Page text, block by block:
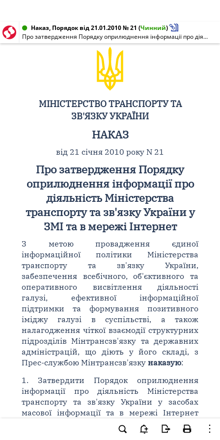
Наказ, Порядок від 21.01.2010 № 21 (Чинний)
Про затвердження Порядку оприлюднення інформації про діяльність Міністерства транспорту та зв'язку України у ЗМІ та в мережі Інтернет
МІНІСТЕРСТВО ТРАНСПОРТУ ТА
ЗВ'ЯЗКУ УКРАЇНИ
НАКАЗ
від 21 січня 2010 року N 21
Про затвердження Порядку
оприлюднення інформації про
діяльність Міністерства
транспорту та зв'язку України у
ЗМІ та в мережі Інтернет
З метою провадження єдиної
інформаційної політики Міністерства
транспорту та зв'язку України,
забезпечення всебічного, об'єктивного та
оперативного висвітлення діяльності
галузі, ефективної інформаційної
підтримки та формування позитивного
іміджу галузі в суспільстві, а також
налагодження чіткої взаємодії структурних
підрозділів Мінтрансзв'язку та державних
адміністрацій, що діють у його складі, з
Прес-службою Мінтрансзв'язку наказую:
1. Затвердити Порядок оприлюднення
інформації про діяльність Міністерства
транспорту та зв'язку України у засобах
масової інформації та в мережі Інтернет
(далі - Порядок), що додається.